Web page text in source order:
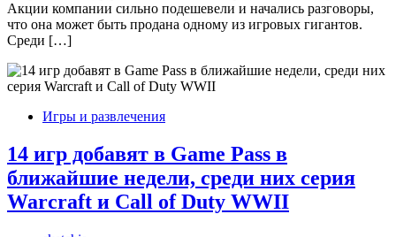
Акции компании сильно подешевели и начались разговоры,
что она может быть продана одному из игровых гигантов.
Среди […]
Игры и развлечения
14 игр добавят в Game Pass в
ближайшие недели, среди них серия
Warcraft и Call of Duty WWII